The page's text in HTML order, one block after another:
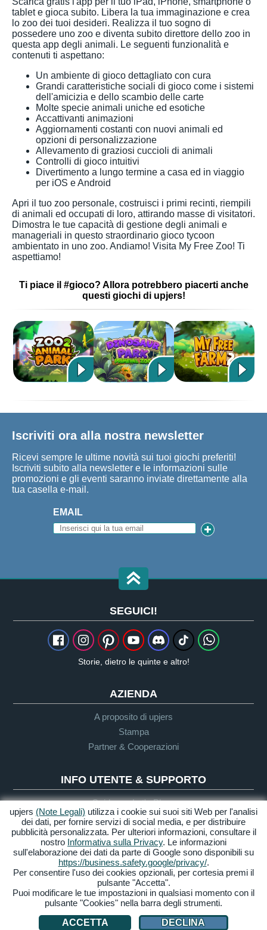
tablet e gioca subito. Libera la tua immaginazione e crea
lo zoo dei tuoi desideri. Realizza il tuo sogno di
possedere uno zoo e diventa subito direttore dello zoo in
questa app degli animali. Le seguenti funzionalità e
contenuti ti aspettano:
Un ambiente di gioco dettagliato con cura
Grandi caratteristiche sociali di gioco come i sistemi
dell'amicizia e dello scambio delle carte
Molte specie animali uniche ed esotiche
Accattivanti animazioni
Aggiornamenti costanti con nuovi animali ed
opzioni di personalizzazione
Allevamento di graziosi cuccioli di animali
Controlli di gioco intuitivi
Divertimento a lungo termine a casa ed in viaggio
per iOS e Android
Apri il tuo zoo personale, costruisci i primi recinti, riempili
di animali ed occupati di loro, attirando masse di visitatori.
Dimostra le tue capacità di gestione degli animali e
manageriali in questo straordinario gioco tycoon
ambientato in uno zoo. Andiamo! Visita My Free Zoo! Ti
aspettiamo!
Ti piace il #gioco? Allora potrebbero piacerti anche
questi giochi di upjers!
Iscriviti ora alla nostra newsletter
Ricevi sempre le ultime novità sui tuoi giochi preferiti!
Iscriviti subito alla newsletter e le informazioni sulle
promozioni e gli eventi saranno inviate direttamente alla
tua casella e-mail.
EMAIL
SEGUICI!
Storie, dietro le quinte e altro!
AZIENDA
A proposito di upjers
Stampa
Partner & Cooperazioni
INFO UTENTE & SUPPORTO
Guida per Let's Plays
Supporto
Crediti & Note
Legali
Privacy
Termini &
Condizioni
Accessibilità
Gestione Cookies
© 2026 upjers GmbH
upjers (Note Legali) utilizza i cookie sui suoi siti Web per l'analisi
dei dati, per fornire servizi di social media, e per distribuire
pubblicità personalizzata. Per ulteriori informazioni, consultare il
nostro Informativa sulla Privacy. Le informazioni
sull'elaborazione dei dati da parte di Google sono disponibili su
https://business.safety.google/privacy/.
Per consentire l'uso dei cookies opzionali, per cortesia premi il
pulsante "Accetta".
Puoi modificare le tue impostazioni in qualsiasi momento con il
pulsante "Cookies" nella barra degli strumenti.
ACCETTA
DECLINA